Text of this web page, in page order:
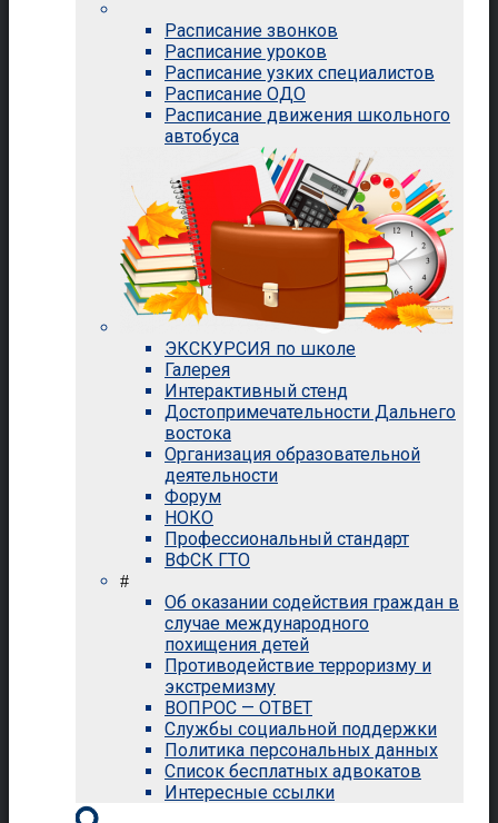
Расписание звонков
Расписание уроков
Расписание узких специалистов
Расписание ОДО
Расписание движения школьного
автобуса
ЭКСКУРСИЯ по школе
Галерея
Интерактивный стенд
Достопримечательности Дальнего
востока
Организация образовательной
деятельности
Форум
НОКО
Профессиональный стандарт
ВФСК ГТО
#
Об оказании содействия граждан в
случае международного
похищения детей
Противодействие терроризму и
экстремизму
ВОПРОС — ОТВЕТ
Службы социальной поддержки
Политика персональных данных
Список бесплатных адвокатов
Интересные ссылки